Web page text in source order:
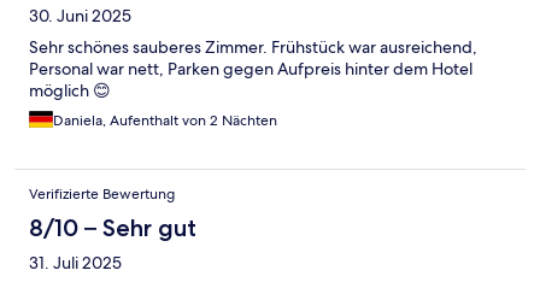
30. Juni 2025
Sehr schönes sauberes Zimmer. Frühstück war ausreichend,
Personal war nett, Parken gegen Aufpreis hinter dem Hotel
möglich 😊
Daniela, Aufenthalt von 2 Nächten
Verifizierte Bewertung
8/10 – Sehr gut
31. Juli 2025